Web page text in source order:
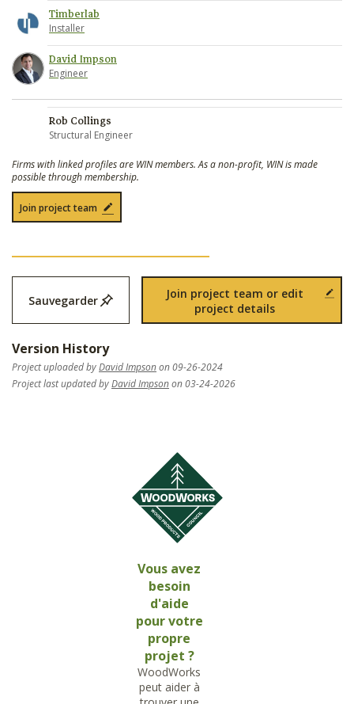
Timberlab
Installer
David Impson
Engineer
Rob Collings
Structural Engineer
Firms with linked profiles are WIN members. As a non-profit, WIN is made
possible through membership.
Join project team
Sauvegarder
Join project team or edit
project details
Version History
Project uploaded byDavid Impsonon 09-26-2024
Project last updated byDavid Impsonon 03-24-2026
Vous avez
besoin
d'aide
pour votre
propre
projet ?
WoodWorks
peut aider à